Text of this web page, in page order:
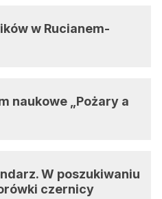
w Rucianem-
naukowe „Pożary a
W poszukiwaniu
czernicy